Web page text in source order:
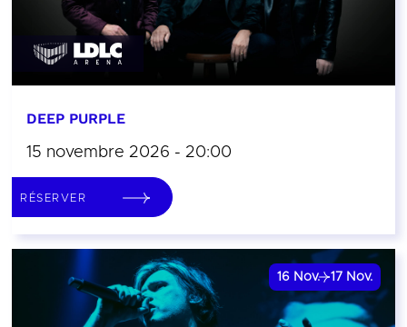
DEEP PURPLE
15 novembre 2026 - 20:00
RÉSERVER
16 Nov. 17 Nov.